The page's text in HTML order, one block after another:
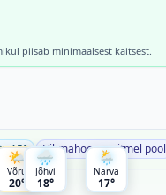
piisab minimaalsest kaitsest.
15° Vihmahooge mitmel pool
🌦
Narva
17°
🌤
Võru
20°
🌧
Jõhvi
18°